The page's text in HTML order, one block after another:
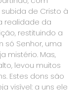
de Cristo à
realidade da
restituindo a
só Senhor, uma
mistério. Mas,
levou muitos
Estes dons são
visível: a uns ele